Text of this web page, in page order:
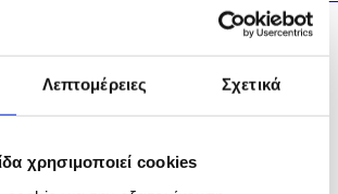
Λεπτομέρειες Σχετικά
χρησιμοποιεί cookies
Λεμεσό μετά τον εντοπισμό